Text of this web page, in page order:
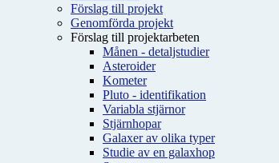
Förslag till projekt
Genomförda projekt
Förslag till projektarbeten
Månen - detaljstudier
Asteroider
Kometer
Pluto - identifikation
Variabla stjärnor
Stjärnhopar
Galaxer av olika typer
Studie av en galaxhop